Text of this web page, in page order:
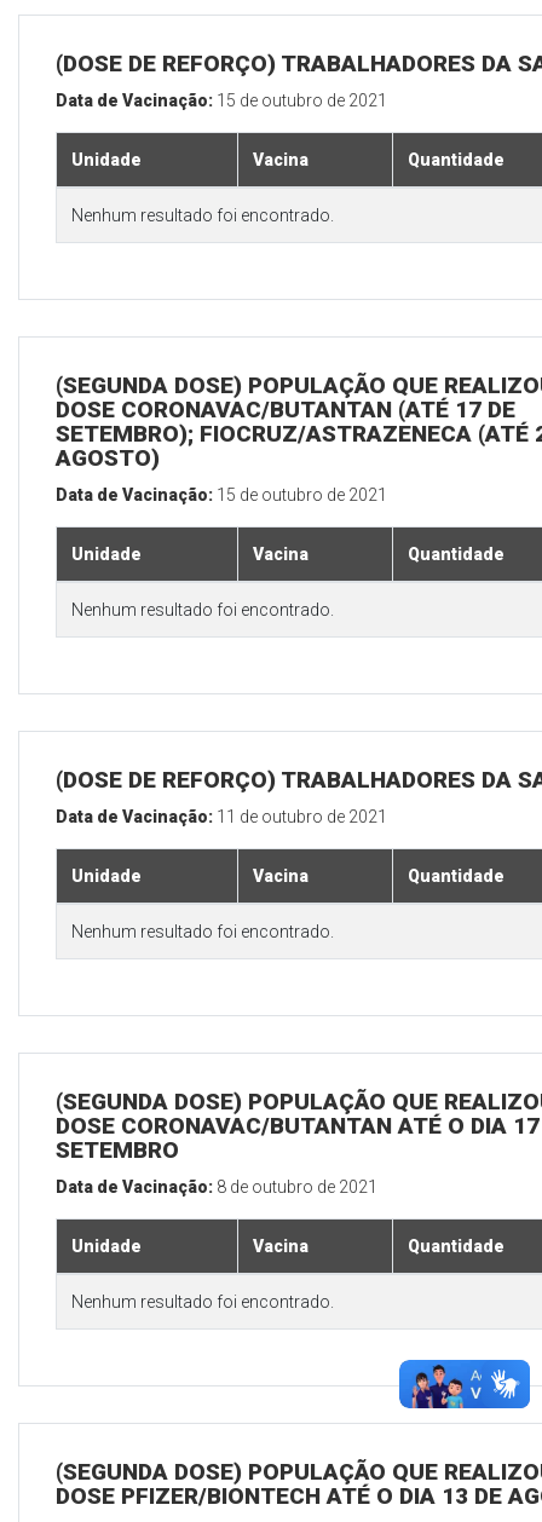
(DOSE DE REFORÇO) TRABALHADORES DA
Data de Vacinação: 15 de outubro de 2021
Unidade Vacina Quantidade
Nenhum resultado foi encontrado.
(SEGUNDA DOSE) POPULAÇÃO QUE
DOSE CORONAVAC/BUTANTAN (ATÉ 17 DE
SETEMBRO); FIOCRUZ/ASTRAZENECA (ATÉ
AGOSTO)
Data de Vacinação: 15 de outubro de 2021
Unidade Vacina Quantidade
Nenhum resultado foi encontrado.
(DOSE DE REFORÇO) TRABALHADORES DA
Data de Vacinação: 11 de outubro de 2021
Unidade Vacina Quantidade
Nenhum resultado foi encontrado.
(SEGUNDA DOSE) POPULAÇÃO QUE
DOSE CORONAVAC/BUTANTAN ATÉ O DIA
SETEMBRO
Data de Vacinação: 8 de outubro de 2021
Unidade Vacina Quantidade
Nenhum resultado foi encontrado.
(SEGUNDA DOSE) POPULAÇÃO QUE
DOSE PFIZER/BIONTECH ATÉ O DIA 13 DE